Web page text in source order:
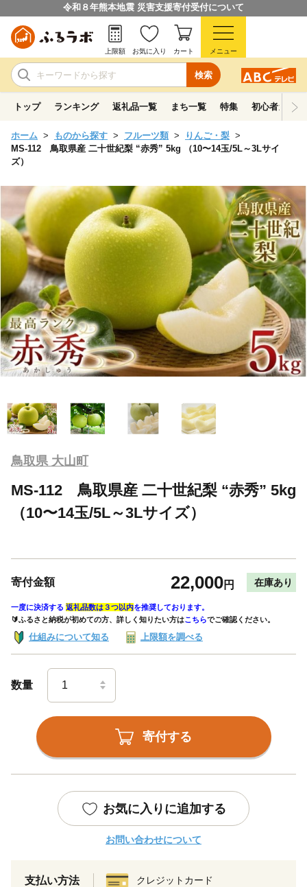
令和８年熊本地震 災害支援寄付受付について
検索
上限額 お気に入り カート メニュー
トップ ランキング 返礼品一覧 まち一覧 特集 初心者ガイド
ホーム ものから探す フルーツ類
りんご・梨
MS-112 鳥取県産 二十世紀梨 “赤秀” 5kg （10〜14玉/5L～3Lサイ
ズ）
鳥取県 大山町
MS-112 鳥取県産 二十世紀梨 “赤秀” 5kg
（10〜14玉/5L～3Lサイズ）
寄付金額 22,000円 在庫あり
一度に決済する 返礼品数は３つ以内を推奨しております。
🔰ふるさと納税が初めての方、詳しく知りたい方はこちらでご確認ください。
仕組みについて知る 上限額を調べる
数量
寄付する
お気に入りに追加する
お問い合わせについて
支払い方法 クレジットカード